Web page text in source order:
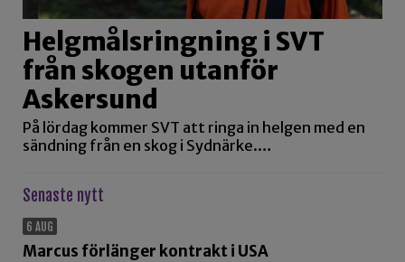
Helgmålsringning i SVT
från skogen utanför
Askersund
På lördag kommer SVT att ringa in helgen med en
sändning från en skog i Sydnärke.…
Senaste nytt
6 AUG
Marcus förlänger kontrakt i USA